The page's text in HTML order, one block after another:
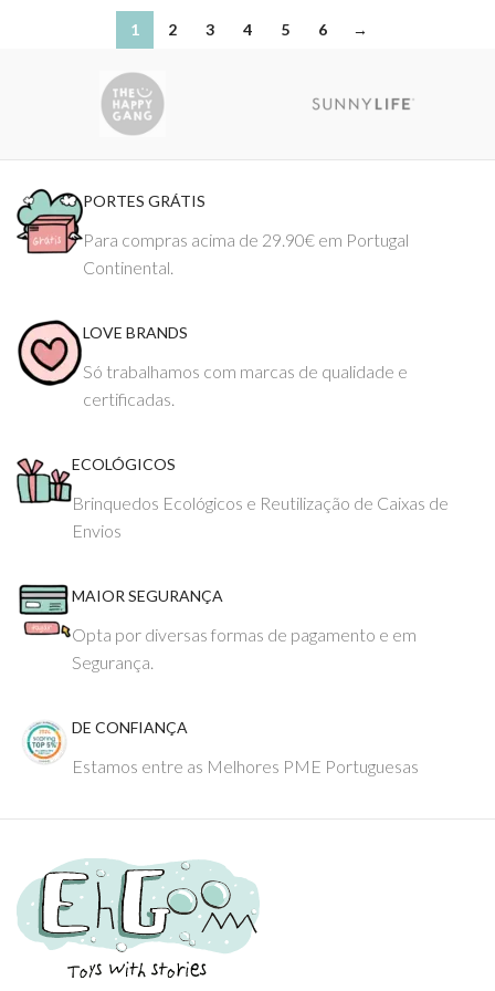
1 2 3 4 5 6 →
PORTES GRÁTIS
Para compras acima de 29.90€ em Portugal
Continental.
LOVE BRANDS
Só trabalhamos com marcas de qualidade e
certificadas.
ECOLÓGICOS
Brinquedos Ecológicos e Reutilização de Caixas de
Envios
MAIOR SEGURANÇA
Opta por diversas formas de pagamento e em
Segurança.
DE CONFIANÇA
Estamos entre as Melhores PME Portuguesas